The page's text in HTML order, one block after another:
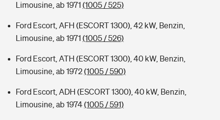
Limousine, ab 1971 (1005 / 525)
Ford Escort, AFH (ESCORT 1300), 42 kW, Benzin,
Limousine, ab 1971 (1005 / 526)
Ford Escort, ATH (ESCORT 1300), 40 kW, Benzin,
Limousine, ab 1972(1005 / 590)
Ford Escort, ADH (ESCORT 1300), 40 kW, Benzin,
Limousine, ab 1974(1005 / 591)